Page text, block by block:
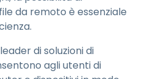
da remoto è essenziale
di soluzioni di
agli utenti di